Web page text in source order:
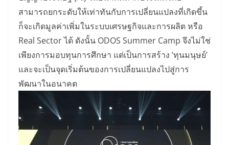
สามารถยกระดับให้เท่าทันกับการเปลี่ยนแปลงที่เกิดขึ้น
ก็จะเกิดมูลค่าเพิ่มในระบบเศรษฐกิจและการผลิต หรือ
Real Sector ได้ ดังนั้น ODOS Summer Camp จึงไม่ใช่
เพียงการมอบทุนการศึกษา แต่เป็นการสร้าง ‘ทุนมนุษย์’
และจะเป็นจุดเริ่มต้นของการเปลี่ยนแปลงไปสู่การ
พัฒนาในอนาคต